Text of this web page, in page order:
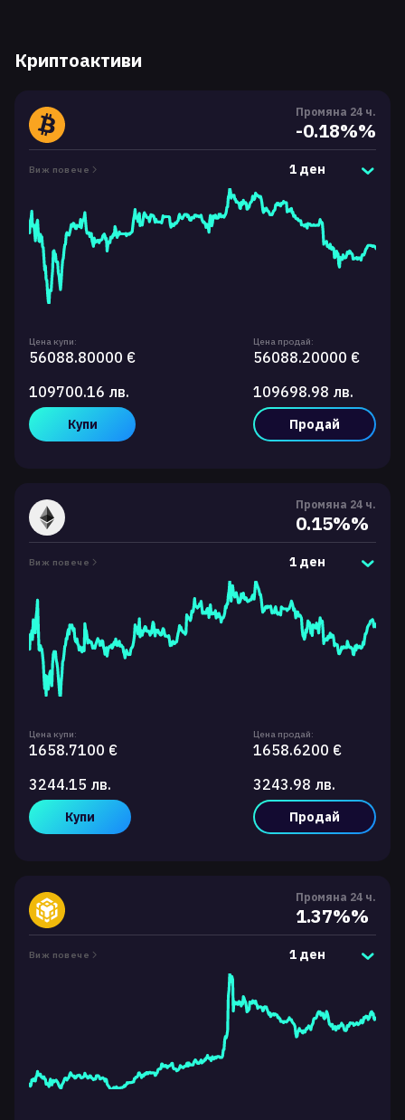
Криптоактиви
Промяна 24 ч.
-0.18%%
Виж повече 1 ден
Цена купи:
56088.80000 €
109700.16 лв.
Купи
Цена продай:
56088.20000 €
109698.98 лв.
Продай
Промяна 24 ч.
0.15%%
Виж повече 1 ден
Цена купи:
1658.7100 €
3244.15 лв.
Купи
Цена продай:
1658.6200 €
3243.98 лв.
Продай
Промяна 24 ч.
1.37%%
Виж повече 1 ден